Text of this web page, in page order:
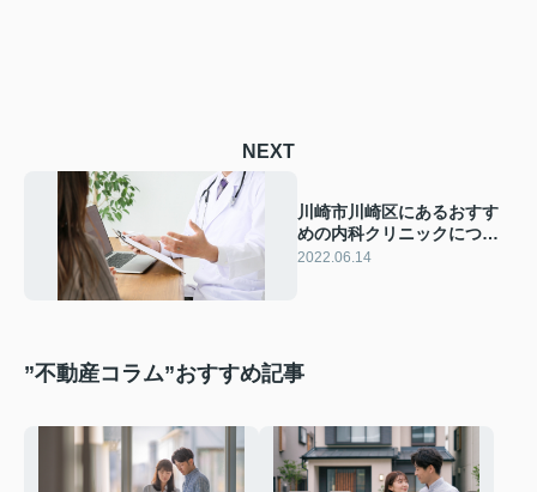
NEXT
川崎市川崎区にあるおすす
めの内科クリニックについ
て特徴や診療内容をご紹介
2022.06.14
”不動産コラム”おすすめ記事